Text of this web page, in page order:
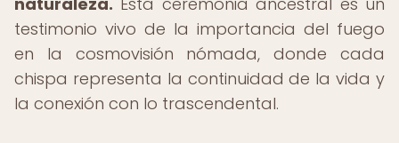
testimonio vivo de la importancia del fuego
en la cosmovisión nómada, donde cada
chispa representa la continuidad de la vida y
la conexión con lo trascendental.